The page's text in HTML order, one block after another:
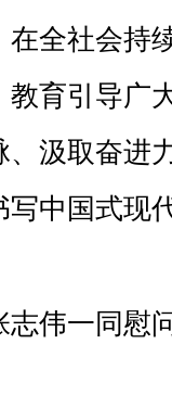
全社会持
育引导广
汲取奋进
中国式现
志伟一同慰